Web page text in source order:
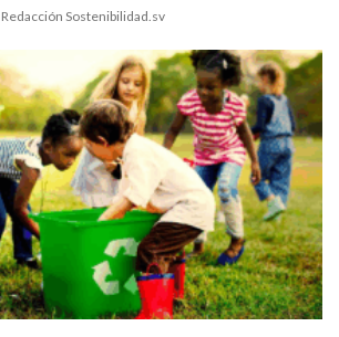
Redacción Sostenibilidad.sv